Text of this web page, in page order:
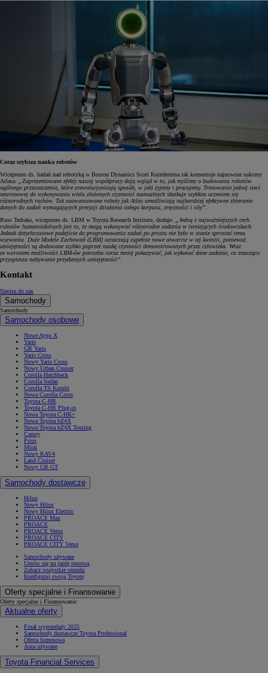
Coraz szybsza nauka robotów
Wiceprezes ds. badań nad robotyką w Boston Dynamics Scott Kuindersma tak komentuje najnowsze sukcesy
Atlasa:
„Zaprezentowane efekty naszej współpracy dają wgląd w to, jak myślimy o budowaniu robotów
ogólnego przeznaczenia, które zrewolucjonizują sposób, w jaki żyjemy i pracujemy. Trenowanie jednej sieci
neuronowej do wykonywania wielu złożonych czynności manualnych skutkuje szybkim uczeniem się
różnorodnych ruchów. Tak zaawansowane roboty jak Atlas umożliwiają najbardziej efektywne zbieranie
danych do zadań wymagających precyzji działania całego korpusu, zręczności i siły”.
Russ Tedrake, wiceprezes ds. LBM w Toyota Research Institute, dodaje:
„Jedną z najważniejszych cech
robotów humanoidalnych jest to, że mogą wykonywać różnorodne zadania w istniejących środowiskach.
Jednak dotychczasowe podejście do programowania zadań po prostu nie było w stanie sprostać temu
wyzwaniu. Duże Modele Zachowań (LBM) oznaczają zupełnie nowe otwarcie w tej kwestii, ponieważ
umiejętności są dodawane szybko poprzez naukę czynności demonstrowanych przez człowieka. Wraz
ze wzrostem możliwości LBM-ów potrzeba coraz mniej pokazywać, jak wykonać dane zadanie, co znacząco
przyspiesza nabywanie przydatnych umiejętności”.
Kontakt
Napisz do nas
Samochody
Samochody
Samochody osobowe
Nowe Aygo X
Yaris
GR Yaris
Yaris Cross
Nowy Yaris Cross
Nowy Urban Cruiser
Corolla Hatchback
Corolla Sedan
Corolla TS Kombi
Nowa Corolla Cross
Toyota C-HR
Toyota C-HR Plug-in
Nowa Toyota C-HR+
Nowa Toyota bZ4X
Nowa Toyota bZ4X Touring
Camry
Prius
Mirai
Nowy RAV4
Land Cruiser
Nowy GR GT
Samochody dostawcze
Hilux
Nowy Hilux
Nowy Hilux Electric
PROACE Max
PROACE
PROACE Verso
PROACE CITY
PROACE CITY Verso
Samochody używane
Umów się na jazdę testową
Zobacz wszystkie cenniki
Konfiguruj swoją Toyotę
Oferty specjalne i Finansowanie
Oferty specjalne i Finansowanie
Aktualne oferty
Finał wyprzedaży 2025
Samochody dostawcze Toyota Professional
Oferta biznesowa
Auta używane
Toyota Financial Services